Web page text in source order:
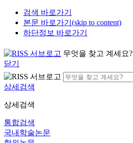
검색 바로가기
본문 바로가기(skip to content)
하단정보 바로가기
무엇을 찾고 계세요?
닫기
상세검색
상세검색
통합검색
국내학술논문